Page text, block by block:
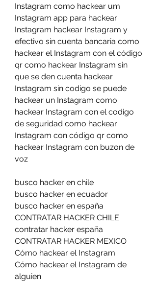
Instagram como hackear um
Instagram app para hackear
Instagram hackear Instagram y
efectivo sin cuenta bancaria como
hackear el Instagram con el código
qr como hackear Instagram sin
que se den cuenta hackear
Instagram sin codigo se puede
hackear un Instagram como
hackear Instagram con el codigo
de seguridad como hackear
Instagram con código qr como
hackear Instagram con buzon de
voz
busco hacker en chile
busco hacker en ecuador
busco hacker en españa
CONTRATAR HACKER CHILE
contratar hacker españa
CONTRATAR HACKER MEXICO
Cómo hackear el Instagram
Cómo hackear el Instagram de
alguien